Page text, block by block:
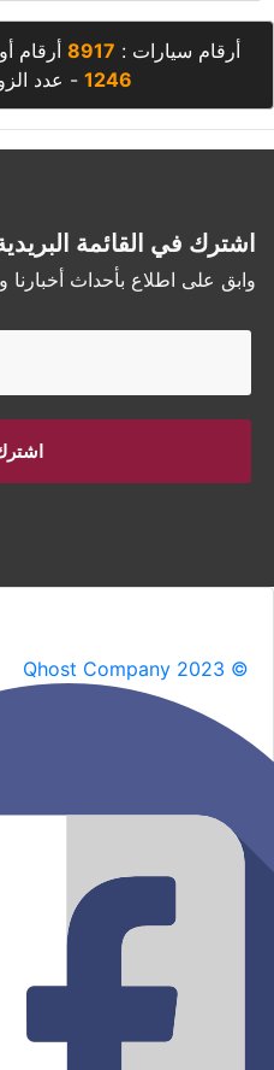
أرقام سيارات : 8917 أرقام
1246 - عدد
اشترك في القائمة
وابق على اطلاع بأحداث أخبارنا
Qhost Company 2023 ©